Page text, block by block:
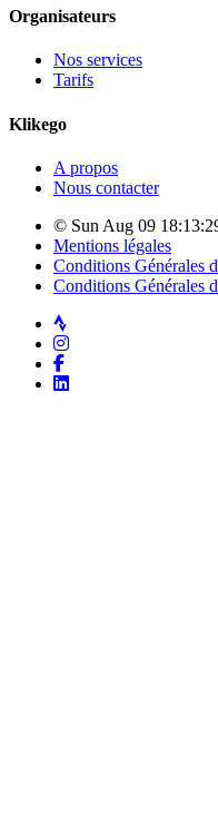
Organisateurs
Nos services
Tarifs
Klikego
A propos
Nous contacter
© Sun Aug 09
Mentions légales
Conditions Générales
Conditions Générales
Strava
Instagram
Facebook
LinkedIn